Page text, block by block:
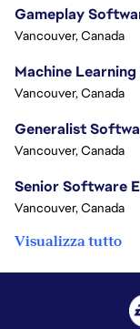
Gameplay
Vancouver, Canada
Machine
Vancouver, Canada
Generalist
Vancouver, Canada
Vancouver, Canada
Visualizza tutto